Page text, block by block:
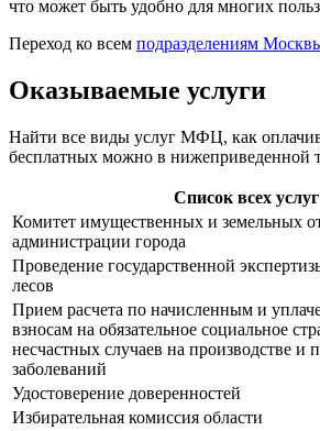
что может быть удобно для многих
Переход ко всем подразделениям
Оказываемые услуги
Найти все виды услуг МФЦ, как
бесплатных можно в нижеприведенной
Список всех услуг
Комитет имущественных и земельных
администрации города
Проведение государственной
лесов
Прием расчета по начисленным и
взносам на обязательное социальное
несчастных случаев на производстве и
заболеваний
Удостоверение доверенностей
Избирательная комиссия области